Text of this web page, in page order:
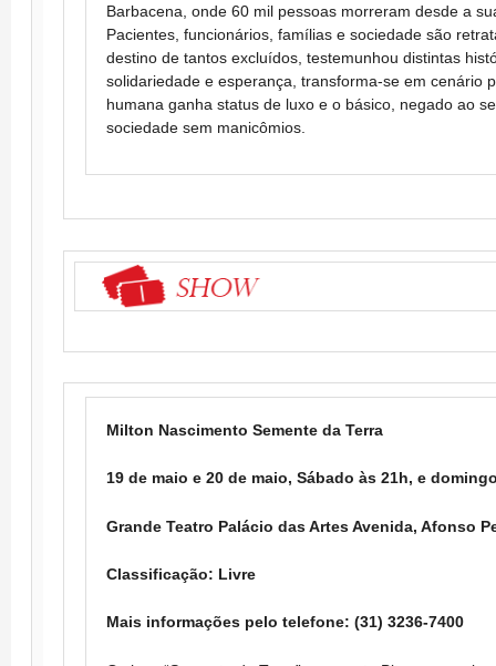
Barbacena, onde 60 mil pessoas morreram desde a
Pacientes, funcionários, famílias e sociedade são
destino de tantos excluídos, testemunhou distintas
solidariedade e esperança, transforma-se em cenário
humana ganha status de luxo e o básico, negado ao
sociedade sem manicômios.
Milton Nascimento Semente da Terra
19 de maio e 20 de maio, Sábado às 21h, e
Grande Teatro Palácio das Artes Avenida, Afonso
Classificação: Livre
Mais informações pelo telefone: (31) 3236-7400